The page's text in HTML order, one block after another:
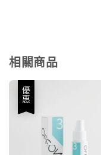
相關商品
優惠